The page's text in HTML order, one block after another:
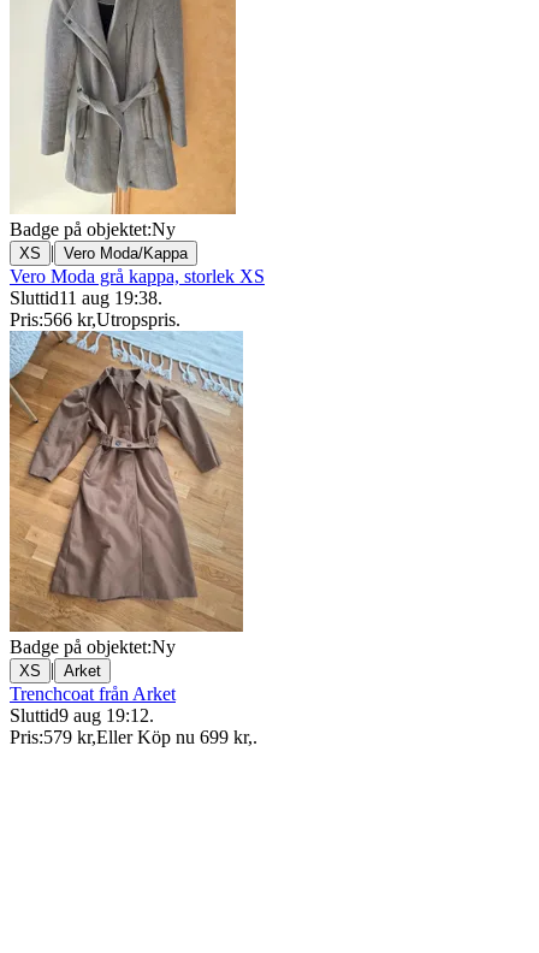
Badge på objektet:Ny
XS | Vero Moda/Kappa
Vero Moda grå kappa, storlek XS
Sluttid11 aug 19:38.
Pris:566 kr,Utropspris.
Badge på objektet:Ny
XS | Arket
Trenchcoat från Arket
Sluttid9 aug 19:12.
Pris:579 kr,Eller Köp nu 699 kr,.